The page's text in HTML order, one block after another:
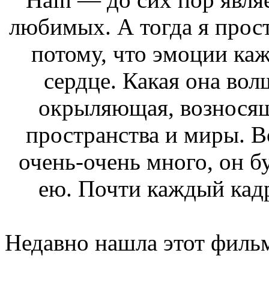
любимых. А тогда я
потому, что эмоции
сердце. Какая она
окрыляющая,
пространства и миры.
очень-очень много, он
ею. Почти каждый
Недавно нашла этот